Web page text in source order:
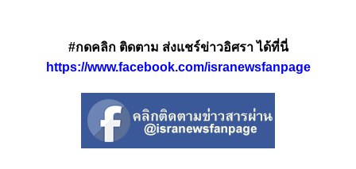
#กดคลิก ติดตาม ส่งแชร์ข่าวอิศรา ได้ที่นี่
https://www.facebook.com/isranewsfanpage